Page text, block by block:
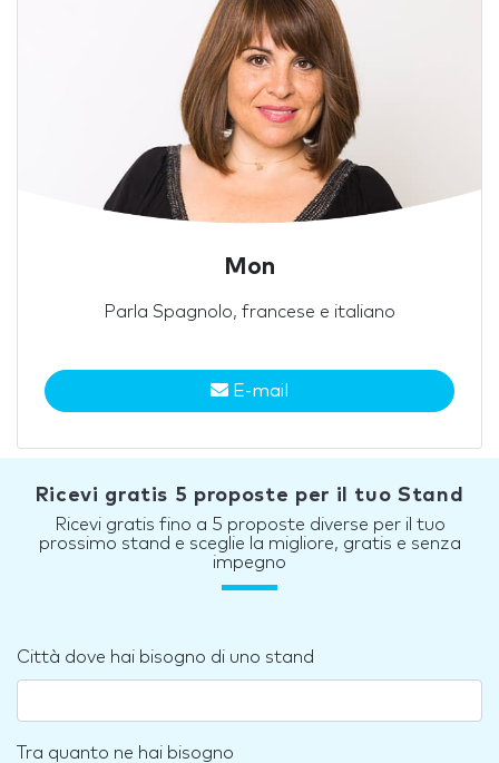
Mon
Parla Spagnolo, francese e italiano
E-mail
Ricevi gratis 5 proposte per il tuo Stand
Ricevi gratis fino a 5 proposte diverse per il tuo
prossimo stand e sceglie la migliore, gratis e senza
impegno
Città dove hai bisogno di uno stand
Tra quanto ne hai bisogno